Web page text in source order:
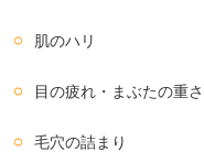
肌のハリ
目の疲れ・まぶたの重さ
毛穴の詰まり